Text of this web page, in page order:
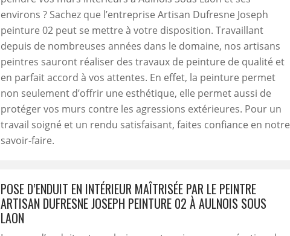
environs ? Sachez que l’entreprise Artisan Dufresne Joseph
peinture 02 peut se mettre à votre disposition. Travaillant
depuis de nombreuses années dans le domaine, nos artisans
peintres sauront réaliser des travaux de peinture de qualité et
en parfait accord à vos attentes. En effet, la peinture permet
non seulement d’offrir une esthétique, elle permet aussi de
protéger vos murs contre les agressions extérieures. Pour un
travail soigné et un rendu satisfaisant, faites confiance en notre
savoir-faire.
POSE D’ENDUIT EN INTÉRIEUR MAÎTRISÉE PAR LE PEINTRE
ARTISAN DUFRESNE JOSEPH PEINTURE 02 À AULNOIS SOUS
LAON